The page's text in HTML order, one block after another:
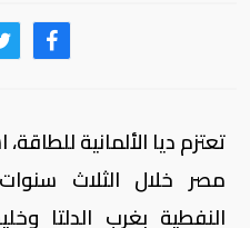
مصر خلال الثلاث
النفطية بغرب الدلتا